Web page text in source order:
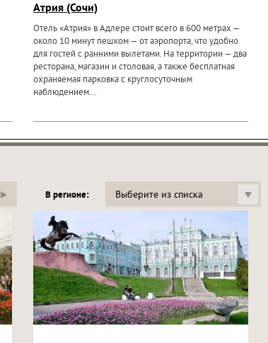
Атрия (Сочи)
Отель «Атрия» в Адлере стоит всего в 600 метрах —
около 10 минут пешком — от аэропорта, что удобно
для гостей с ранними вылетами. На территории — два
ресторана, магазин и столовая, а также бесплатная
охраняемая парковка с круглосуточным
наблюдением...
В регионе: Выберите из списка